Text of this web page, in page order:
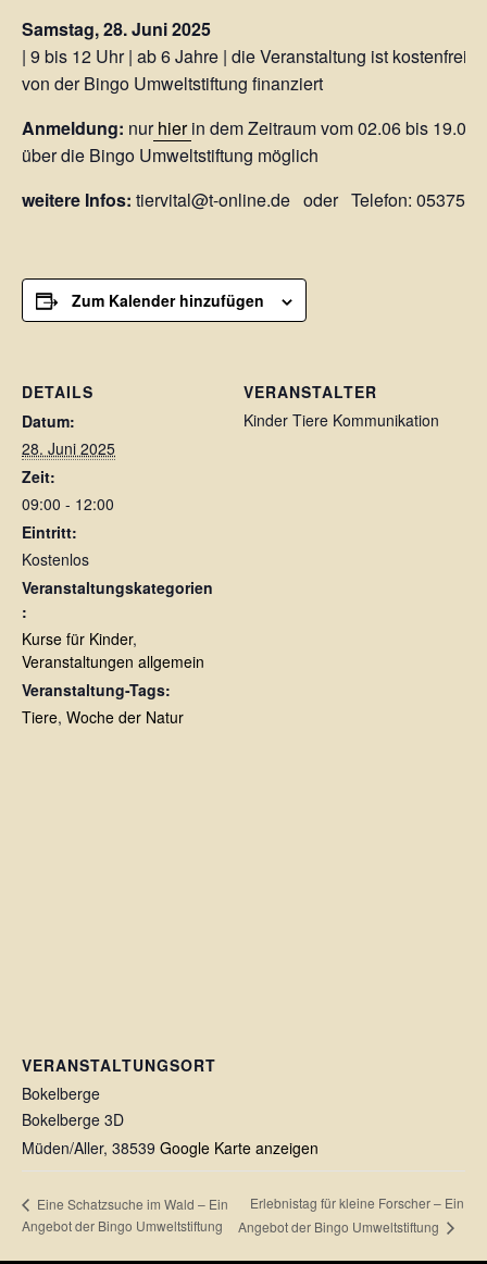
Samstag, 28. Juni 2025
| 9 bis 12 Uhr | ab 6 Jahre | die Veranstaltung ist kostenfrei
von der Bingo Umweltstiftung finanziert
Anmeldung: nurhierin dem Zeitraum vom 02.06 bis
über die Bingo Umweltstiftung möglich
weitere Infos: tiervital@t-online.de oder Telefon: 05375-
Zum Kalender hinzufügen
DETAILS
Datum:
28. Juni 2025
Zeit:
09:00 - 12:00
Eintritt:
Kostenlos
Veranstaltungskategorien
:
Kurse für Kinder,
Veranstaltungen allgemein
Veranstaltung-Tags:
Tiere, Woche der Natur
VERANSTALTER
Kinder Tiere Kommunikation
VERANSTALTUNGSORT
Bokelberge
Bokelberge 3D
Müden/Aller, 38539 Google Karte anzeigen
Eine Schatzsuche im Wald – Ein
Angebot der Bingo Umweltstiftung
Erlebnistag für kleine Forscher – Ein
Angebot der Bingo Umweltstiftung